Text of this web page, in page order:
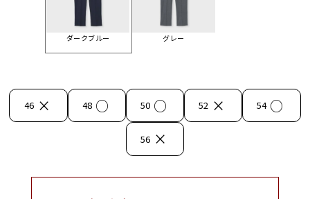
ダークブルー グレー
46 × 48 ○ 50 ○ 52 × 54 ○
56 ×